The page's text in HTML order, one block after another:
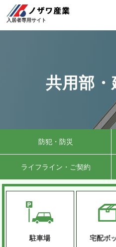
入居者専用サイト
共用部
防犯・防災
ライフライン・ご契約
駐車場 宅配ボ